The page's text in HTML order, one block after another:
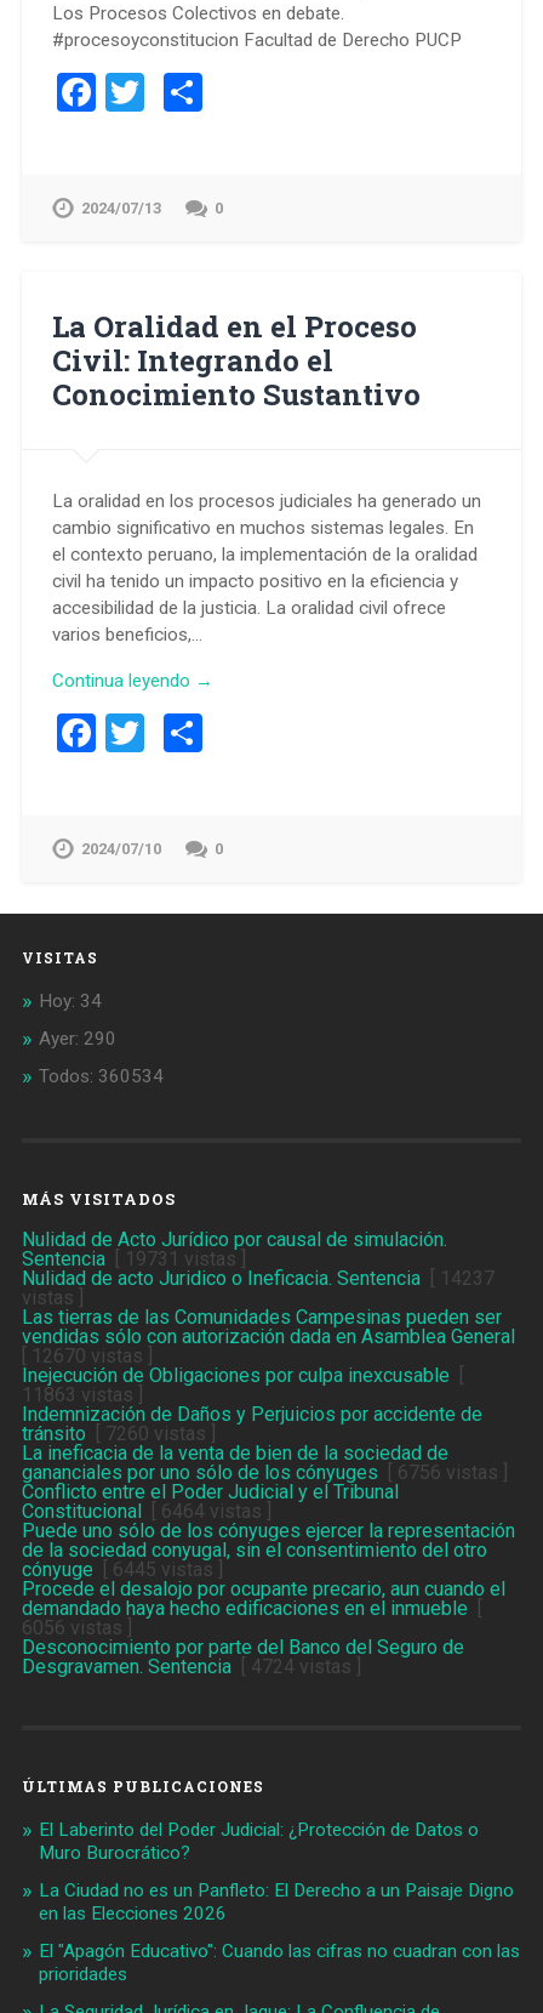
Los Procesos Colectivos en debate.
#procesoyconstitucion Facultad de Derecho PUCP
Facebook
TwitterCompartir
2024/07/13 0
La Oralidad en el Proceso
Civil: Integrando el
Conocimiento Sustantivo
La oralidad en los procesos judiciales ha generado un
cambio significativo en muchos sistemas legales. En
el contexto peruano, la implementación de la oralidad
civil ha tenido un impacto positivo en la eficiencia y
accesibilidad de la justicia. La oralidad civil ofrece
varios beneficios,…
Continua leyendo →
Facebook
Twitter
2024/07/10 0
VISITAS
Hoy: 34
Ayer: 290
Todos: 360534
MÁS VISITADOS
Nulidad de Acto Jurídico por causal de simulación.
Sentencia[ 19731 vistas ]
Nulidad de acto Juridico o Ineficacia. Sentencia[ 14237
vistas ]
Las tierras de las Comunidades Campesinas pueden ser
vendidas sólo con autorización dada en Asamblea General
[ 12670 vistas ]
Inejecución de Obligaciones por culpa inexcusable
11863 vistas ]
Indemnización de Daños y Perjuicios por accidente de
tránsito [ 7260 vistas ]
La ineficacia de la venta de bien de la sociedad de
gananciales por uno sólo de los cónyuges [ 6756 vistas ]
Conflicto entre el Poder Judicial y el Tribunal
Constitucional [ 6464 vistas ]
Puede uno sólo de los cónyuges ejercer la representación
de la sociedad conyugal, sin el consentimiento del otro
cónyuge [ 6445 vistas ]
Procede el desalojo por ocupante precario, aun cuando el
demandado haya hecho edificaciones en el inmueble
6056 vistas ]
Desconocimiento por parte del Banco del Seguro de
Desgravamen. Sentencia[ 4724 vistas ]
ÚLTIMAS PUBLICACIONES
El Laberinto del Poder Judicial: ¿Protección de Datos o
Muro Burocrático?
La Ciudad no es un Panfleto: El Derecho a un Paisaje Digno
en las Elecciones 2026
El "Apagón Educativo": Cuando las cifras no cuadran con las
prioridades